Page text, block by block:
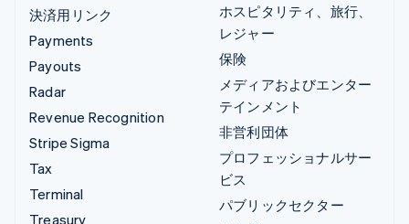
決済用リンク
Payments
Payouts
Radar
Revenue Recognition
Stripe Sigma
Tax
Terminal
Treasury
ホスピタリティ、旅行、
レジャー
保険
メディアおよびエンター
テインメント
非営利団体
プロフェッショナルサー
ビス
パブリックセクター